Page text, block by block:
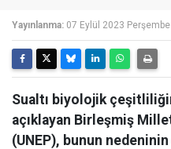
Yayınlanma: 07 Eylül 2023
Sualtı biyolojik
açıklayan Birleşmiş
(UNEP), bunun